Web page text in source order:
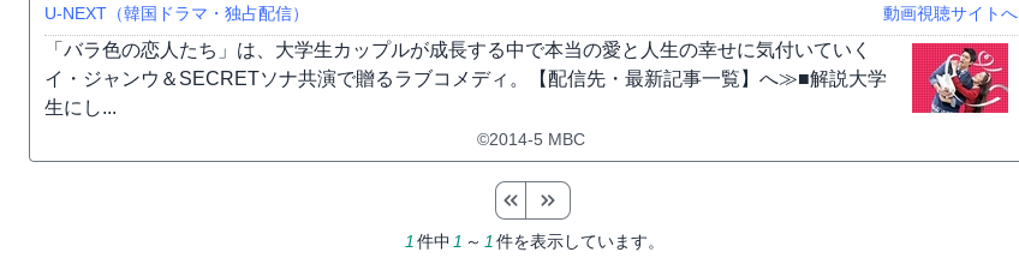
U-NEXT（韓国ドラマ・独占配信） 動画視聴サイトへ
「バラ色の恋人たち」は、大学生カップルが成長する中で本当の愛と人生の幸せに気付いていく
イ・ジャンウ＆SECRETソナ共演で贈るラブコメディ。【配信先・最新記事一覧】へ≫■解説大学
生にし...
©2014-5 MBC
1 件中 1 ～ 1 件を表示しています。